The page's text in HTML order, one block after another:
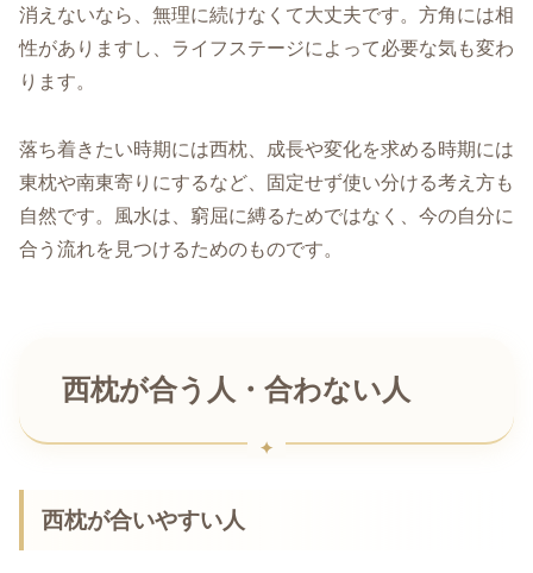
消えないなら、無理に続けなくて大丈夫です。方角には相
性がありますし、ライフステージによって必要な気も変わ
ります。
落ち着きたい時期には西枕、成長や変化を求める時期には
東枕や南東寄りにするなど、固定せず使い分ける考え方も
自然です。風水は、窮屈に縛るためではなく、今の自分に
合う流れを見つけるためのものです。
西枕が合う人・合わない人
西枕が合いやすい人